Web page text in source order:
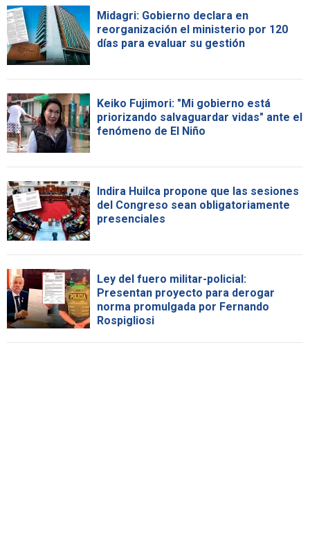
Midagri: Gobierno declara en
reorganización el ministerio por 120
días para evaluar su gestión
Keiko Fujimori: "Mi gobierno está
priorizando salvaguardar vidas" ante el
fenómeno de El Niño
Indira Huilca propone que las sesiones
del Congreso sean obligatoriamente
presenciales
Ley del fuero militar-policial:
Presentan proyecto para derogar
norma promulgada por Fernando
Rospigliosi